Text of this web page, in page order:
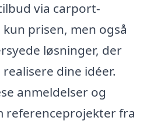
via carport-
prisen, men også
løsninger, der
dine idéer.
anmeldelser og
referenceprojekter fra